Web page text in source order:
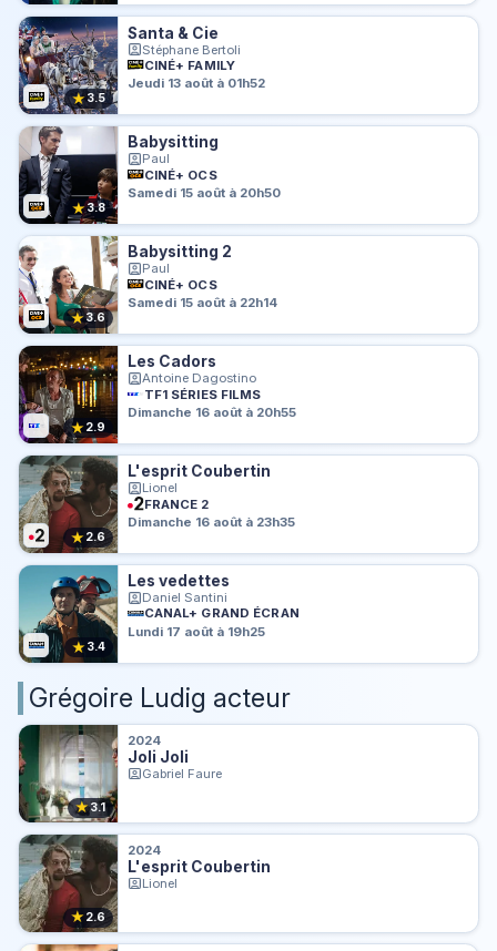
★3.5
Santa & Cie
Stéphane Bertoli
CINÉ+ FAMILY
Jeudi 13 août à 01h52
★3.8
Babysitting
Paul
CINÉ+ OCS
Samedi 15 août à 20h50
★3.6
Babysitting 2
Paul
CINÉ+ OCS
Samedi 15 août à 22h14
★ 2.9
Les Cadors
Antoine Dagostino
TF1 SÉRIES FILMS
Dimanche 16 août à 20h55
★ 2.6
L'esprit Coubertin
Lionel
FRANCE 2
Dimanche 16 août à 23h35
★ 3.4
Les vedettes
Daniel Santini
CANAL+ GRAND ÉCRAN
Lundi 17 août à 19h25
Grégoire Ludig acteur
★3.1
2024
Joli Joli
Gabriel Faure
★ 2.6
2024
L'esprit Coubertin
Lionel